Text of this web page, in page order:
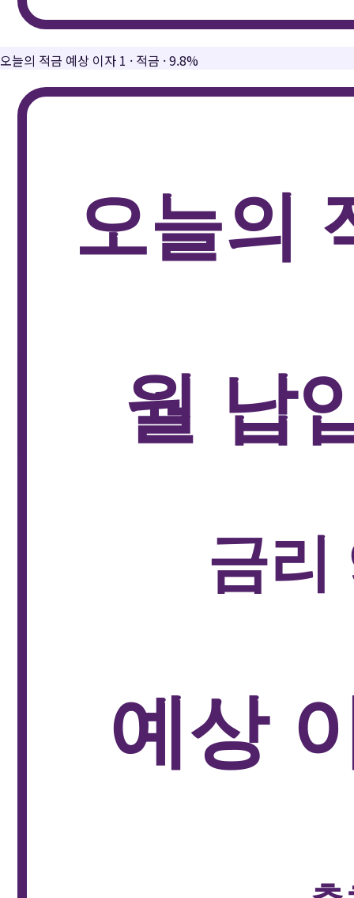
오늘의 적금 예상 이자 1 · 적금 ·9.8%